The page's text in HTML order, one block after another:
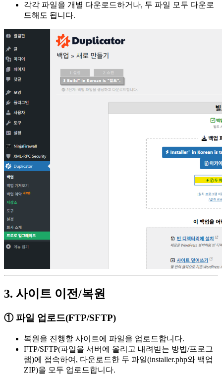
각각 파일을 개별 다운로드하거나, 두 파일 모두 다운로
드해도 됩니다.
3. 사이트 이전/복원
① 파일 업로드(FTP/SFTP)
복원을 진행할 사이트에 파일을 업로드합니다.
FTP/SFTP(파일을 서버에 올리고 내려받는 방법/프로그
램)에 접속하여, 다운로드한 두 파일(installer.php와 백업
ZIP)을 모두 업로드합니다.